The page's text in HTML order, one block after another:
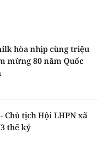
hòa nhịp cùng triệu
mừng 80 năm Quốc
Chủ tịch Hội LHPN xã
thế kỷ